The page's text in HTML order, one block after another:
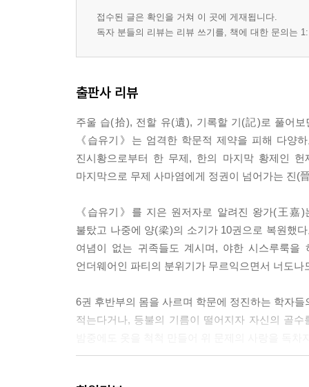
19. 곤오산(昆吾山)
20. 동정산(洞庭山)
지은이에 대해
옮긴이에 대해
접수된 글은 확인을 거쳐 이 곳에 게재됩니다.
독자 분들의 리뷰는 리뷰 쓰기를, 책에 대한 문의는
출판사 리뷰
주울 습(拾), 전할 유(遺), 기록할 기(記)로 풀어보
《습유기》는 엄격한 학문적 제약을 피해 다양
진시황으로부터 한 무제, 한의 마지막 황제인
마지막으로 무제 사마염에게 정권이 넘어가는 진(
《습유기》를 지은 원저자로 알려진 왕가(王嘉
불탔고 나중에 양(梁)의 소기가 10권으로 복원했
여념이 없는 귀족들도 계시며, 야한 시스루룩을
언더웨어인 파티의 분위기가 무르익으면서 너도
6권 후반부의 몸을 사르며 학문에 정진하는 학자
적는다거나, 등불의 기름이 떨어지자 자신의 골